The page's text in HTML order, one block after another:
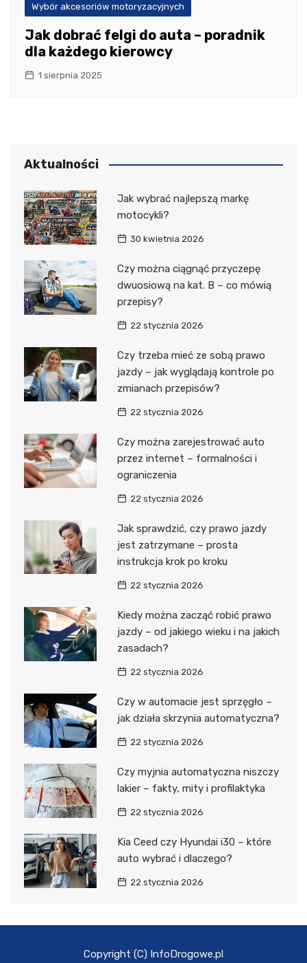
Wybór akcesoriów motoryzacyjnych
Jak dobrać felgi do auta – poradnik
dla każdego kierowcy
1 sierpnia 2025
Aktualności
Jak wybrać najlepszą markę
motocykli?
30 kwietnia 2026
Czy można ciągnąć przyczepę
dwuosiową na kat. B – co mówią
przepisy?
22 stycznia 2026
Czy trzeba mieć ze sobą prawo
jazdy – jak wyglądają kontrole po
zmianach przepisów?
22 stycznia 2026
Czy można zarejestrować auto
przez internet – formalności i
ograniczenia
22 stycznia 2026
Jak sprawdzić, czy prawo jazdy
jest zatrzymane – prosta
instrukcja krok po kroku
22 stycznia 2026
Kiedy można zacząć robić prawo
jazdy – od jakiego wieku i na jakich
zasadach?
22 stycznia 2026
Czy w automacie jest sprzęgło –
jak działa skrzynia automatyczna?
22 stycznia 2026
Czy myjnia automatyczna niszczy
lakier – fakty, mity i profilaktyka
22 stycznia 2026
Kia Ceed czy Hyundai i30 – które
auto wybrać i dlaczego?
22 stycznia 2026
Copyright (C) InfoDrogowe.pl